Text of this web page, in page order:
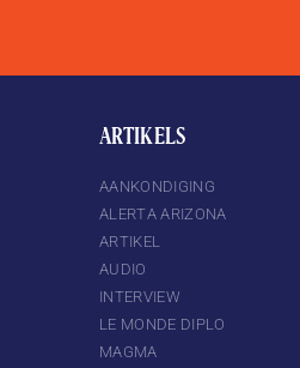
ARTIKELS
AANKONDIGING
ALERTA ARIZONA
ARTIKEL
AUDIO
INTERVIEW
LE MONDE DIPLO
MAGMA